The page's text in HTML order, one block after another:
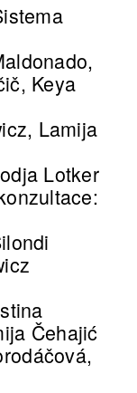
Keya
Lamija
Lotker
Čehajić